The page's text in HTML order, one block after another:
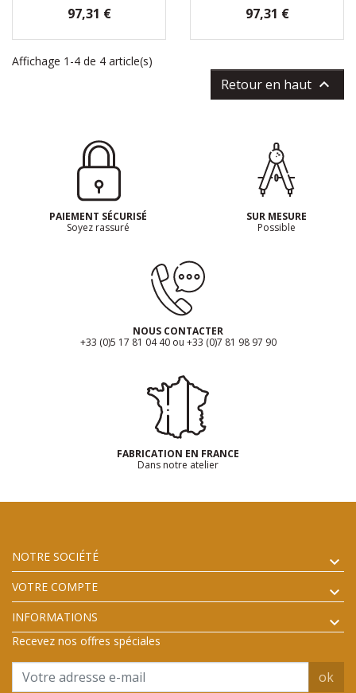
Prix
97,31 € Prix
97,31 €
Affichage 1-4 de 4 article(s)
Retour en haut 
PAIEMENT SÉCURISÉ
Soyez rassuré
SUR MESURE
Possible
NOUS CONTACTER
+33 (0)5 17 81 04 40 ou +33 (0)7 81 98 97 90
FABRICATION EN FRANCE
Dans notre atelier
NOTRE SOCIÉTÉ
VOTRE COMPTE
INFORMATIONS
Recevez nos offres spéciales
ok